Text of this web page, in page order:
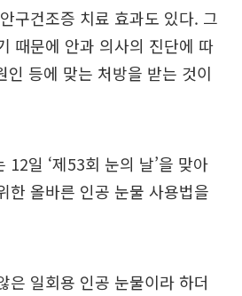
구건조증 치료 효과도 있다. 그
때문에 안과 의사의 진단에 따
인 등에 맞는 처방을 받는 것이
12일 ‘제53회 눈의 날’을 맞아
한 올바른 인공 눈물 사용법을
은 일회용 인공 눈물이라 하더